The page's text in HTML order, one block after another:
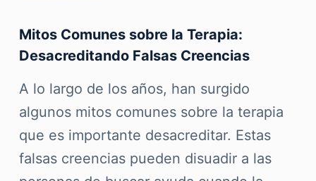
Mitos Comunes sobre la Terapia:
Desacreditando Falsas Creencias
A lo largo de los años, han surgido
algunos mitos comunes sobre la terapia
que es importante desacreditar. Estas
falsas creencias pueden disuadir a las